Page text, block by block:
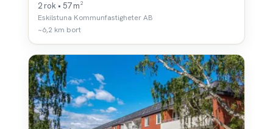
2 rok • 57 m²
Eskilstuna Kommunfastigheter AB
~6,2 km bort